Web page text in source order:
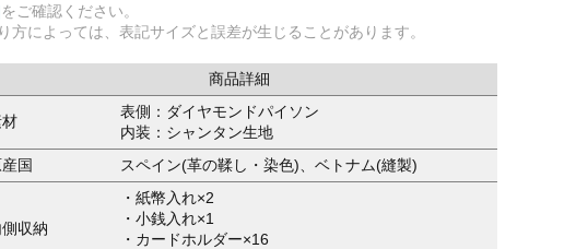
をご確認ください。
方によっては、表記サイズと誤差が生じることがあります。
商品詳細
表側：ダイヤモンドパイソン
内装：シャンタン生地
産国
スペイン(革の鞣し・染色)、ベトナム(縫製)
収納
・紙幣入れ×2
・小銭入れ×1
・カードホルダー×16